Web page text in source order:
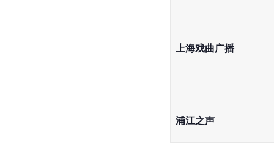
上海戏曲广播
浦江之声